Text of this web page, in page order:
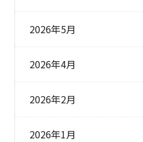
2026年5月
2026年4月
2026年2月
2026年1月